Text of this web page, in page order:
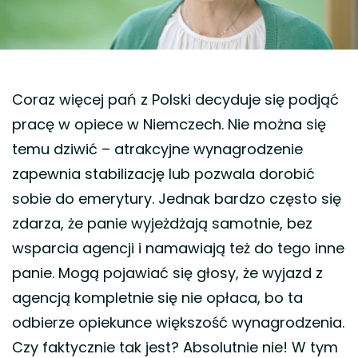
Coraz więcej pań z Polski decyduje się podjąć
pracę w opiece w Niemczech. Nie można się
temu dziwić – atrakcyjne wynagrodzenie
zapewnia stabilizację lub pozwala dorobić
sobie do emerytury. Jednak bardzo często się
zdarza, że panie wyjeżdżają samotnie, bez
wsparcia agencji i namawiają też do tego inne
panie. Mogą pojawiać się głosy, że wyjazd z
agencją kompletnie się nie opłaca, bo ta
odbierze opiekunce większość wynagrodzenia.
Czy faktycznie tak jest? Absolutnie nie! W tym